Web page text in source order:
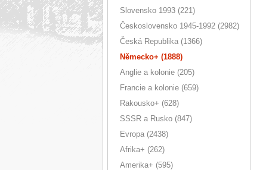
Slovensko 1993 (221)
Československo 1945-1992 (2982)
Česká Republika (1366)
Německo+ (1888)
Anglie a kolonie (205)
Francie a kolonie (659)
Rakousko+ (628)
SSSR a Rusko (847)
Evropa (2438)
Afrika+ (262)
Amerika+ (595)